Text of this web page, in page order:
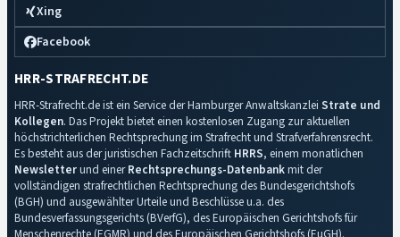
Xing
Facebook
HRR-STRAFRECHT.DE
HRR-Strafrecht.de ist ein Service der Hamburger Anwaltskanzlei Strate und
Kollegen. Das Projekt bietet einen kostenlosen Zugang zur aktuellen
höchstrichterlichen Rechtsprechung im Strafrecht und Strafverfahrensrecht.
Es besteht aus der juristischen Fachzeitschrift HRRS, einem monatlichen
Newsletterund einerRechtsprechungs-Datenbankmit der
vollständigen strafrechtlichen Rechtsprechung des Bundesgerichtshofs
(BGH) und ausgewählter Urteile und Beschlüsse u.a. des
Bundesverfassungsgerichts (BVerfG), des Europäischen Gerichtshofs für